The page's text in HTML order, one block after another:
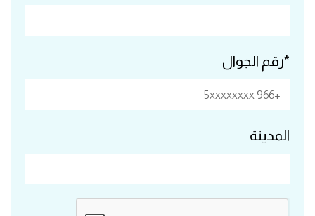
*رقم الجوال
المدينة